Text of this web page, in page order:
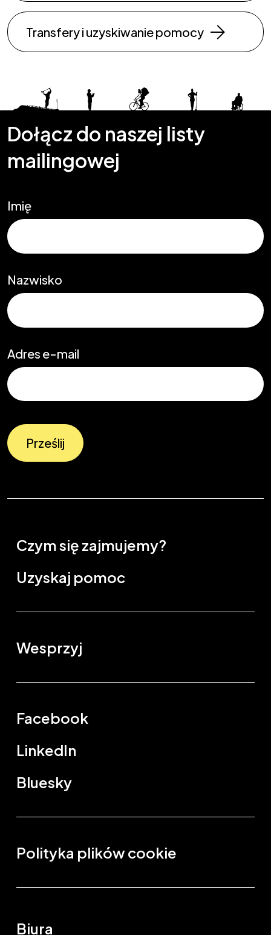
Transfery i uzyskiwanie pomocy
Dołącz do naszej listy
mailingowej
Imię
Nazwisko
Adres e-mail
Prześlij
Czym się zajmujemy?
Uzyskaj pomoc
Wesprzyj
Facebook
LinkedIn
Bluesky
Polityka plików cookie
Biura